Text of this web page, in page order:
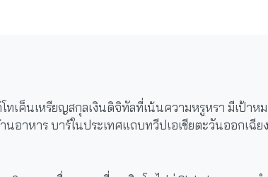
ทเค็นเหรียญสกุลเงินดิจิทัลที่เน้นความหรูหรา มีเป้าห
นอาหาร บาร์ในประเทศแถบทวีปเอเชียตะวันออกเฉีย